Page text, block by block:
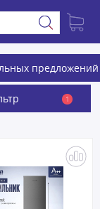
предложений
1